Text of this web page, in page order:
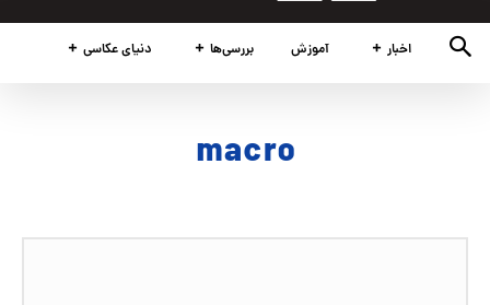
دنیای عکاسی بررسی‌ها آموزش اخبار
macro